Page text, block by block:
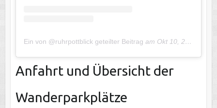
Ein von @ruhrpottblick geteilter Beitrag am Okt 10, 2020 um 11:44 PDT
Anfahrt und Übersicht der
Wanderparkplätze